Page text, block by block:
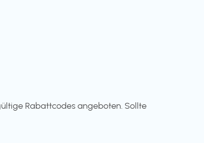
Rabattcodes angeboten. Sollte